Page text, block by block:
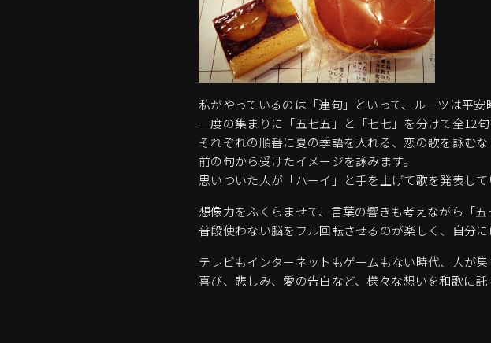
私がやっているのは「連句」といって、ルーツは平安
一度の集まりに「五七五」と「七七」を分けて全12句
それぞれの順番に夏の季語を入れる、恋の歌を詠むな
前の句から受けたイメージを詠みます。
思いついた人が「ハーイ」と手を上げて歌を発表し
想像力をふくらませて、言葉の響きも考えながら「
普段使わない脳をフル回転させるのが楽しく、自分
テレビもインターネットもゲームもない時代、人が集
喜び、悲しみ、愛の告白など、様々な想いを和歌に